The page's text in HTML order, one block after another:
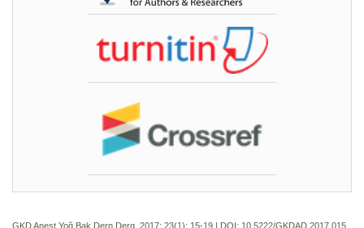
GKD Anest Yoğ Bak Dern Derg. 2017; 23(1): 15-19 | DOI: 10.5222/GKDAD.2017.015